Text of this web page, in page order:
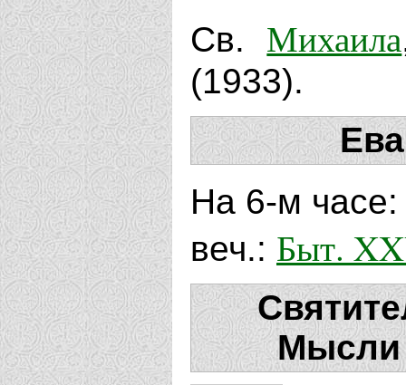
Св. Михаила
(1933).
На 6-м
веч.: Быт.
Мысли